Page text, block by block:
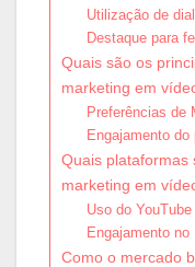
Utilização de
Destaque para
Quais são os
marketing em
Preferências de
Engajamento
Quais plataformas
marketing em
Uso do
Engajamento
Como o mercado